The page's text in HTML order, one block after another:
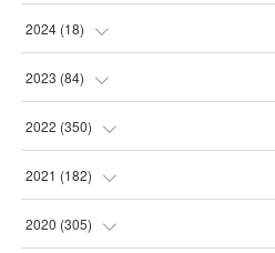
(31 )
(28
(31
(3
(19 )
(1)
(1)
2024(18)
(1
(12
(2)
(1)
2023 (84)
(1)
(24
(24
2022 (350)
(16
(30
2021 (182)
(25
2020 (305)